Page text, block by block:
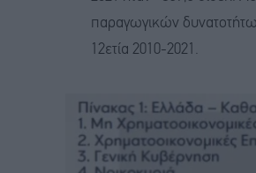
παραγωγικών
12ετία 2010-2021.